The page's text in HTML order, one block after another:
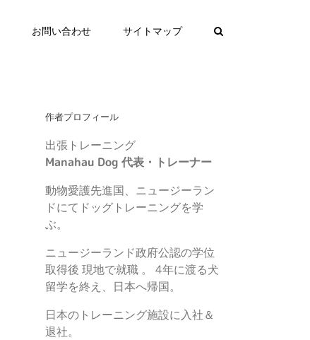
お問い合わせ サイトマップ
作者プロフィール
出張トレーニング
Manahau Dog 代表・トレーナー
動物愛護先進国、ニュージーラン
ドにてドッグトレーニングを学
ぶ。
ニュージーランド政府公認の学位
取得後 現地で就職 。 4年に渡る犬
留学を終え、日本へ帰国。
日本のトレーニング施設に入社＆
退社。